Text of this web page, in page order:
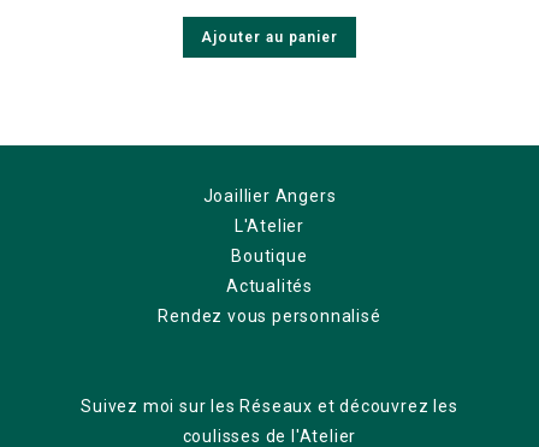
Ajouter au panier
Joaillier Angers
L'Atelier
Boutique
Actualités
Rendez vous personnalisé
Suivez moi sur les Réseaux et découvrez les
coulisses de l'Atelier